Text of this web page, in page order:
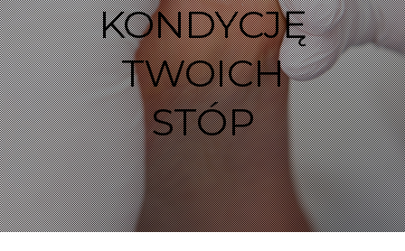
KONDYCJĘ
TWOICH
STÓP